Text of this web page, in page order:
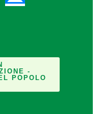
-
POPOLO